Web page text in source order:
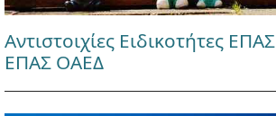
Αντιστοιχίες Ειδικοτήτες
ΕΠΑΣ ΟΑΕΔ